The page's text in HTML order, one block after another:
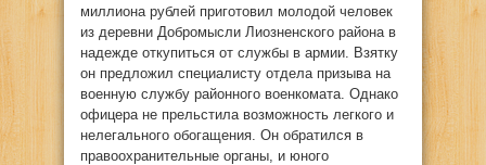
миллиона рублей приготовил молодой человек
из деревни Добромысли Лиозненского района в
надежде откупиться от службы в армии. Взятку
он предложил специалисту отдела призыва на
военную службу районного военкомата. Однако
офицера не прельстила возможность легкого и
нелегального обогащения. Он обратился в
правоохранительные органы, и юного